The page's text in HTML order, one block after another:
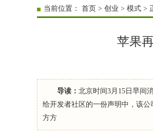
当前位置： 首页 > 创业 > 模式 >
苹果
导读： 北京时间3月15日早间
给开发者社区的一份声明中，该
方方